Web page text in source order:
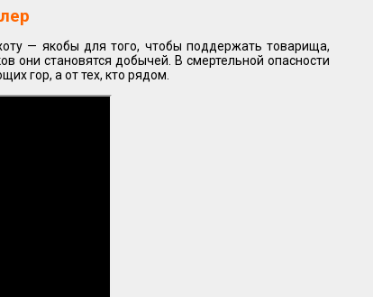
— якобы для того, чтобы поддержать товарища,
они становятся добычей. В смертельной опасности
гор, а от тех, кто рядом.